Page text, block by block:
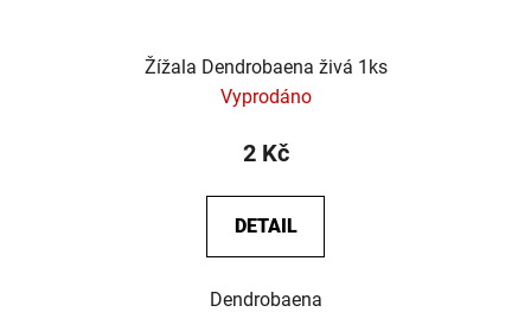
Žížala Dendrobaena živá 1ks
Vyprodáno
2 Kč
DETAIL
Dendrobaena